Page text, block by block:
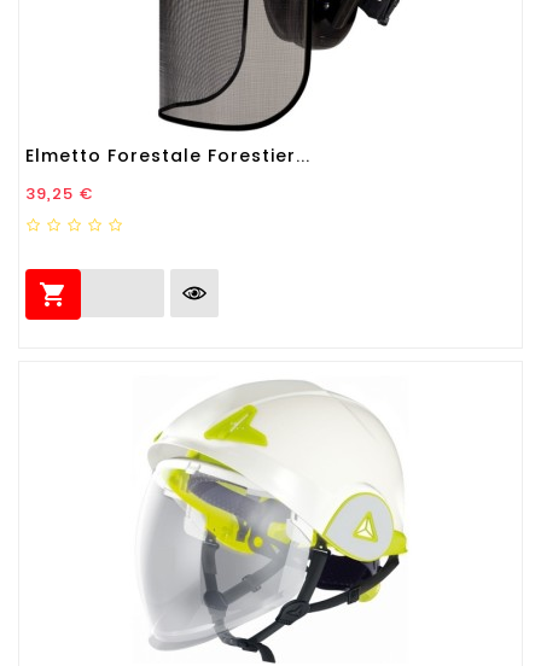
Elmetto Forestale Forestier...
Prezzo
39,25 €
